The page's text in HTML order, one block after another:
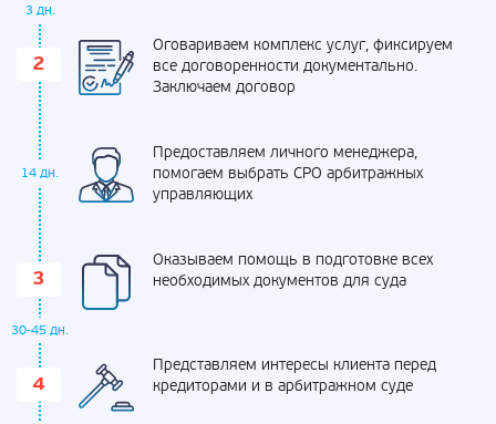
3 дн.
Оговариваем комплекс услуг, фиксируем
все договоренности документально.
Заключаем договор
14 дн.
Предоставляем личного менеджера,
помогаем выбрать СРО арбитражных
управляющих
30-45 дн.
Оказываем помощь в подготовке всех
необходимых документов для суда
Представляем интересы клиента перед
кредиторами и в арбитражном суде